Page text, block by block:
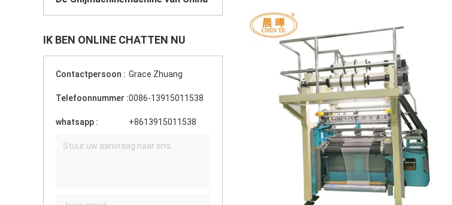
IK BEN ONLINE CHATTEN NU
Contactpersoon : Grace Zhuang
Telefoonnummer :0086-13915011538
whatsapp : +8613915011538